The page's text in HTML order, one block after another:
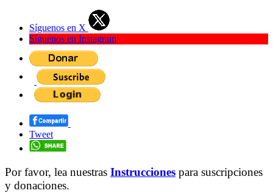
Síguenos en X
Síguenos en Instagram
Tweet
Por favor, lea nuestras Instrucciones para suscripciones
y donaciones.